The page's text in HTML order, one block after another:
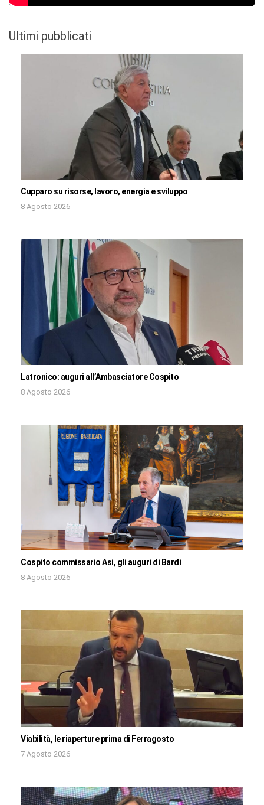
Ultimi pubblicati
Cupparo su risorse, lavoro, energia e sviluppo
8 Agosto 2026
Latronico: auguri all’Ambasciatore Cospito
8 Agosto 2026
Cospito commissario Asi, gli auguri di Bardi
8 Agosto 2026
Viabilità, le riaperture prima di Ferragosto
7 Agosto 2026